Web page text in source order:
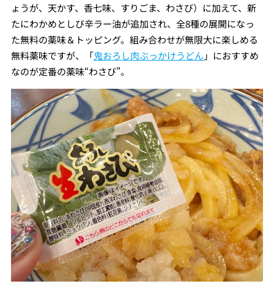
ょうが、天かす、香七味、すりごま、わさび）に加えて、新
たにわかめとしび辛ラー油が追加され、全8種の展開になっ
た無料の薬味＆トッピング。組み合わせが無限大に楽しめる
無料薬味ですが、「鬼おろし肉ぶっかけうどん 」におすすめ
なのが定番の薬味“わさび”。